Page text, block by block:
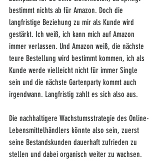
bestimmt nichts ab für Amazon. Doch die
langfristige Beziehung zu mir als Kunde wird
gestärkt. Ich weiß, ich kann mich auf Amazon
immer verlassen. Und Amazon weiß, die nächste
teure Bestellung wird bestimmt kommen, ich als
Kunde werde vielleicht nicht für immer Single
sein und die nächste Gartenparty kommt auch
irgendwann. Langfristig zahlt es sich also aus.
Die nachhaltigere Wachstumsstrategie des Online-
Lebensmittelhändlers könnte also sein, zuerst
seine Bestandskunden dauerhaft zufrieden zu
stellen und dabei organisch weiter zu wachsen.